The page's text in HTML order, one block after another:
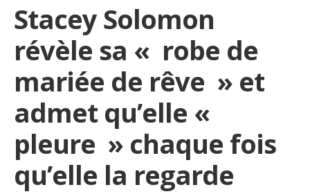
Stacey Solomon
révèle sa « robe de
mariée de rêve » et
admet qu’elle «
pleure » chaque fois
qu’elle la regarde